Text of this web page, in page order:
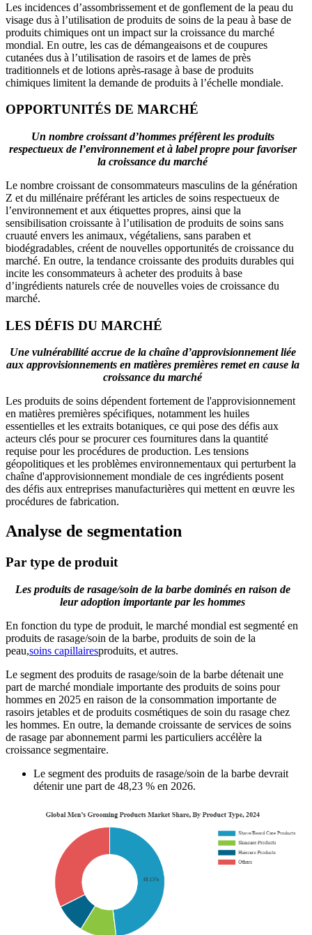
Les incidences d’assombrissement et de gonflement de la peau du
visage dus à l’utilisation de produits de soins de la peau à base de
produits chimiques ont un impact sur la croissance du marché
mondial. En outre, les cas de démangeaisons et de coupures
cutanées dus à l’utilisation de rasoirs et de lames de près
traditionnels et de lotions après-rasage à base de produits
chimiques limitent la demande de produits à l’échelle mondiale.
OPPORTUNITÉS DE MARCHÉ
Un nombre croissant d’hommes préfèrent les produits
respectueux de l’environnement et à label propre pour favoriser
la croissance du marché
Le nombre croissant de consommateurs masculins de la génération
Z et du millénaire préférant les articles de soins respectueux de
l’environnement et aux étiquettes propres, ainsi que la
sensibilisation croissante à l’utilisation de produits de soins sans
cruauté envers les animaux, végétaliens, sans paraben et
biodégradables, créent de nouvelles opportunités de croissance du
marché. En outre, la tendance croissante des produits durables qui
incite les consommateurs à acheter des produits à base
d’ingrédients naturels crée de nouvelles voies de croissance du
marché.
LES DÉFIS DU MARCHÉ
Une vulnérabilité accrue de la chaîne d’approvisionnement liée
aux approvisionnements en matières premières remet en cause la
croissance du marché
Les produits de soins dépendent fortement de l'approvisionnement
en matières premières spécifiques, notamment les huiles
essentielles et les extraits botaniques, ce qui pose des défis aux
acteurs clés pour se procurer ces fournitures dans la quantité
requise pour les procédures de production. Les tensions
géopolitiques et les problèmes environnementaux qui perturbent la
chaîne d'approvisionnement mondiale de ces ingrédients posent
des défis aux entreprises manufacturières qui mettent en œuvre les
procédures de fabrication.
Analyse de segmentation
Par type de produit
Les produits de rasage/soin de la barbe dominés en raison de
leur adoption importante par les hommes
En fonction du type de produit, le marché mondial est segmenté en
produits de rasage/soin de la barbe, produits de soin de la
peau,soins capillairesproduits, et autres.
Le segment des produits de rasage/soin de la barbe détenait une
part de marché mondiale importante des produits de soins pour
hommes en 2025 en raison de la consommation importante de
rasoirs jetables et de produits cosmétiques de soin du rasage chez
les hommes. En outre, la demande croissante de services de soins
de rasage par abonnement parmi les particuliers accélère la
croissance segmentaire.
Le segment des produits de rasage/soin de la barbe devrait
détenir une part de 48,23 % en 2026.